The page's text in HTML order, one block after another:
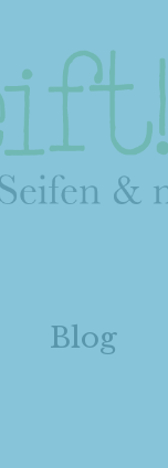
Blog